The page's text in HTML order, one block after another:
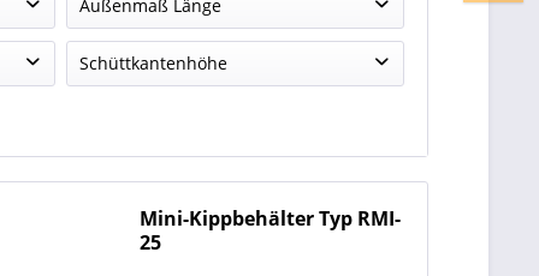
Außenmaß Länge
1075 mm(3)
Schüttkantenhöhe
Mini-Kippbehälter Typ RMI-
25